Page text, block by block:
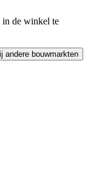
in de winkel te
andere bouwmarkten